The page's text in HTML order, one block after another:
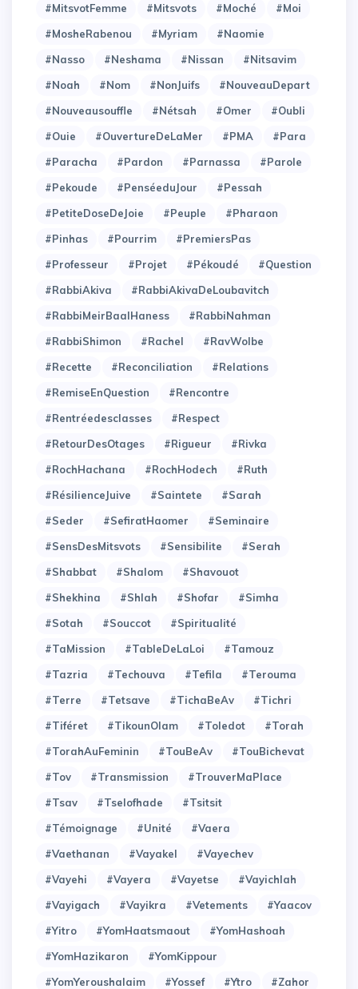
#MitsvotFemme #Mitsvots #Moché
#Moi
#MosheRabenou
#Myriam
#Naomie
#Nasso
#Neshama #Nissan
#Nitsavim
#Noah
#Nom #NonJuifs
#NouveauDepart
#Nouveausouffle
#Nétsah #Omer
#Oubli
#Ouie
#OuvertureDeLaMer #PMA
#Para
#Paracha
#Pardon #Parnassa
#Parole
#Pekoude
#PenséeduJour
#Pessah
#PetiteDoseDeJoie
#Peuple
#Pharaon
#Pinhas
#Pourrim
#PremiersPas
#Professeur
#Projet #Pékoudé
#Question
#RabbiAkiva
#RabbiAkivaDeLoubavitch
#RabbiMeirBaalHaness
#RabbiNahman
#RabbiShimon
#Rachel
#RavWolbe
#Recette
#Reconciliation
#Relations
#RemiseEnQuestion
#Rencontre
#Rentréedesclasses
#Respect
#RetourDesOtages
#Rigueur
#Rivka
#RochHachana
#RochHodech
#Ruth
#RésilienceJuive
#Saintete
#Sarah
#Seder
#SefiratHaomer
#Seminaire
#SensDesMitsvots
#Sensibilite
#Serah
#Shabbat
#Shalom
#Shavouot
#Shekhina
#Shlah #Shofar
#Simha
#Sotah
#Souccot
#Spiritualité
#TaMission
#TableDeLaLoi
#Tamouz
#Tazria
#Techouva #Tefila
#Terouma
#Terre
#Tetsave #TichaBeAv
#Tichri
#Tiféret
#TikounOlam #Toledot
#Torah
#TorahAuFeminin
#TouBeAv
#TouBichevat
#Tov
#Transmission
#TrouverMaPlace
#Tsav
#Tselofhade
#Tsitsit
#Témoignage
#Unité
#Vaera
#Vaethanan
#Vayakel
#Vayechev
#Vayehi
#Vayera #Vayetse
#Vayichlah
#Vayigach
#Vayikra #Vetements
#Yaacov
#Yitro
#YomHaatsmaout
#YomHashoah
#YomHazikaron
#YomKippour
#YomYeroushalaim
#Yossef #Ytro
#Zahor